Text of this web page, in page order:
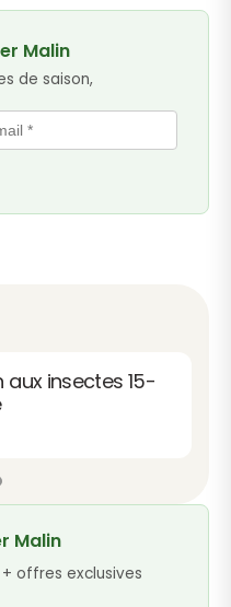
Malin
de saison,
insectes 15-
Malin
offres exclusives